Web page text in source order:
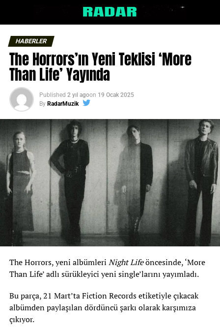
HABERLER
The Horrors’ın Yeni Teklisi ‘More
Than Life’ Yayında
Published 2 yıl agoon 19 Ocak 2025
By RadarMuzik
The Horrors, yeni albümleri Night Lifeöncesinde, ‘More
Than Life’ adlı sürükleyici yeni single’larını yayımladı.
Bu parça, 21 Mart’ta Fiction Records etiketiyle çıkacak
albümden paylaşılan dördüncü şarkı olarak karşımıza
çıkıyor.